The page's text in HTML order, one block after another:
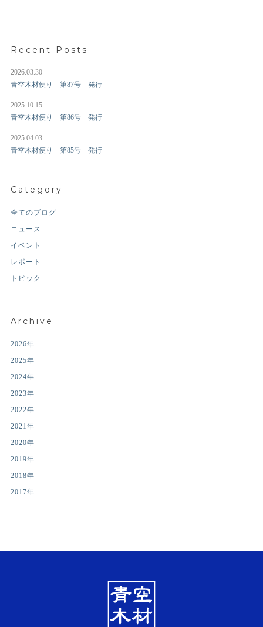
Recent Posts
2026.03.30
青空木材便り 第87号 発行
2025.10.15
青空木材便り 第86号 発行
2025.04.03
青空木材便り 第85号 発行
Category
全てのブログ
ニュース
イベント
レポート
トピック
Archive
2026年
2025年
2024年
2023年
2022年
2021年
2020年
2019年
2018年
2017年